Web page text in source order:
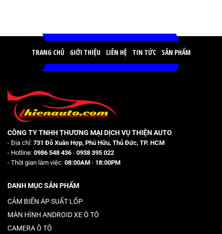
TRANG CHỦ GIỚI THIỆU LIÊN HỆ TIN TỨC SẢN PHẨM
CÔNG TY TNHH THƯƠNG MẠI DỊCH VỤ THIỆN AUTO
- Địa chỉ: 731 Đỗ Xuân Hợp, Phú Hữu, Thủ Đức, TP. HCM
- Hotline: 0986 548 436 - 0938 395 022
- Thời gian làm việc: 08:00AM - 18:00PM
DANH MỤC SẢN PHẨM
CẢM BIẾN ÁP SUẤT LỐP
MÀN HÌNH ANDROID XE Ô TÔ
CAMERA Ô TÔ